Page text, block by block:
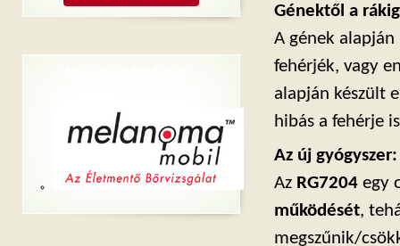
Génektől a
A gének
fehérjék, vagy
alapján készült
hibás a fehérje
Az új gyógyszer:
Az RG7204 egy
működését,
megszűnik/